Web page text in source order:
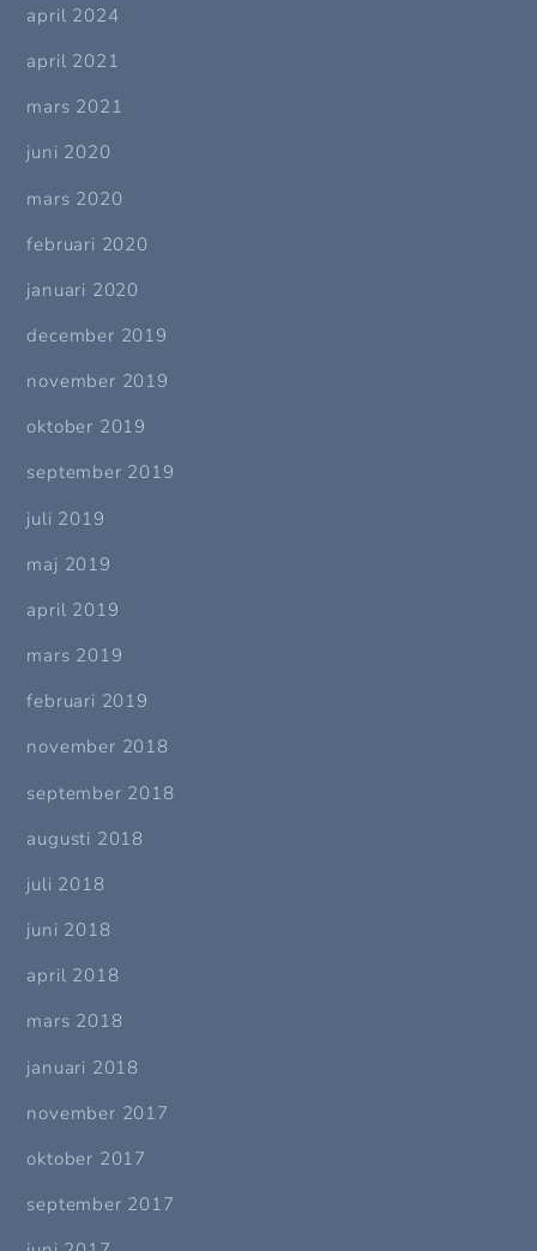
april 2024
april 2021
mars 2021
juni 2020
mars 2020
februari 2020
januari 2020
december 2019
november 2019
oktober 2019
september 2019
juli 2019
maj 2019
april 2019
mars 2019
februari 2019
november 2018
september 2018
augusti 2018
juli 2018
juni 2018
april 2018
mars 2018
januari 2018
november 2017
oktober 2017
september 2017